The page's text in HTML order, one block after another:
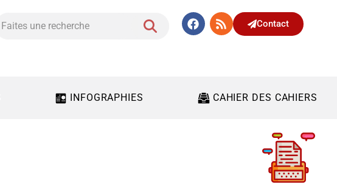
Contact
INFOGRAPHIES CAHIER DES CAHIERS